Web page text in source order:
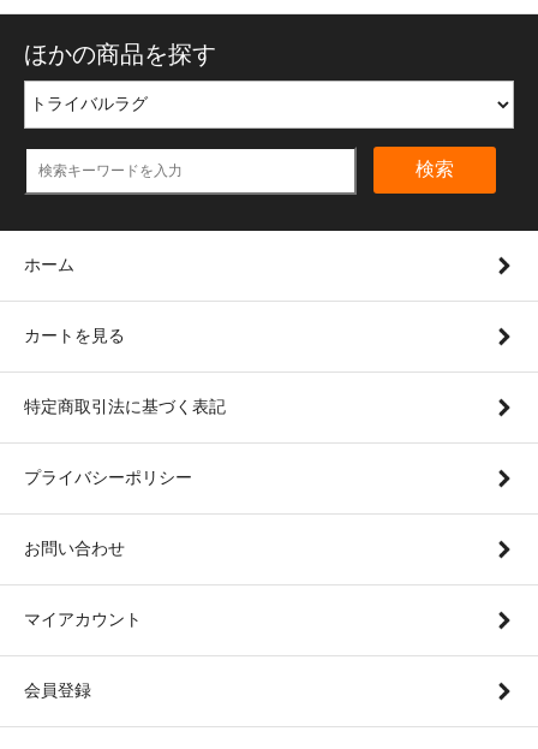
ほかの商品を探す
検索
ホーム
カートを見る
特定商取引法に基づく表記
プライバシーポリシー
お問い合わせ
マイアカウント
会員登録